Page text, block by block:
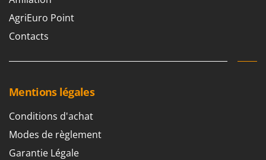
AgriEuro Point
Contacts
Mentions légales
Conditions d'achat
Modes de règlement
Garantie Légale